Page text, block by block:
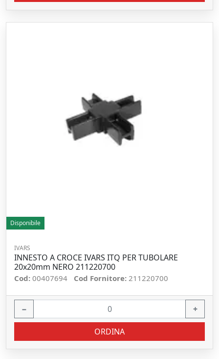
Disponibile
IVARS
INNESTO A CROCE IVARS ITQ PER TUBOLARE
20x20mm NERO 211220700
Cod: 00407694 Cod Fornitore: 211220700
− +
ORDINA